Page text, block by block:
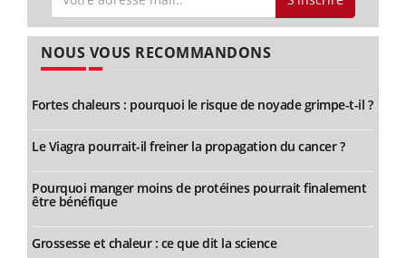
NOUS VOUS RECOMMANDONS
Fortes chaleurs : pourquoi le risque de noyade grimpe-t-il ?
Le Viagra pourrait-il freiner la propagation du cancer ?
Pourquoi manger moins de protéines pourrait finalement
être bénéfique
Grossesse et chaleur : ce que dit la science